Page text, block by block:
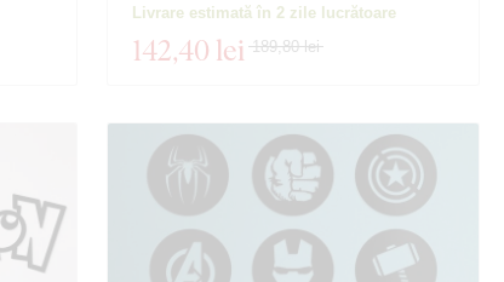
Livrare estimată în 2 zile lucrătoare
142,40 lei 189,80 lei